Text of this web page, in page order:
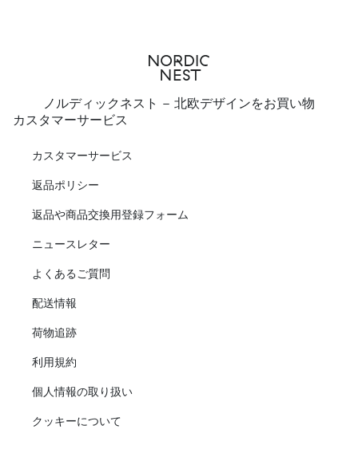
ノルディックネスト - 北欧デザインをお買い物
カスタマーサービス
カスタマーサービス
返品ポリシー
返品や商品交換用登録フォーム
ニュースレター
よくあるご質問
配送情報
荷物追跡
利用規約
個人情報の取り扱い
クッキーについて